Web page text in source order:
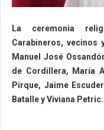
La ceremonia
Carabineros, vecinos
Manuel José
de Cordillera, María
Pirque, Jaime
Batalle yViviana Petric.